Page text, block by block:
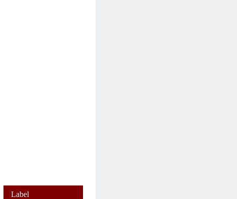
Label